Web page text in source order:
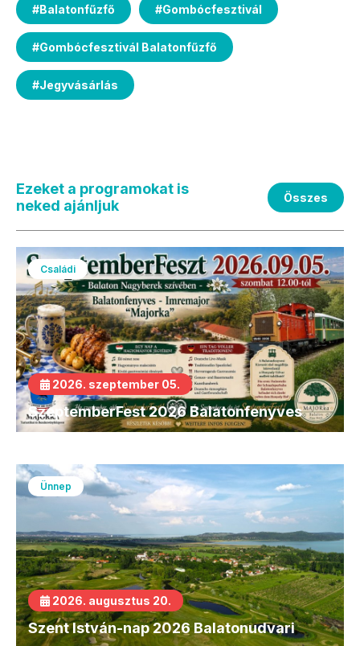
#Balatonfűzfő #Gombócfesztivál
#Gombócfesztivál Balatonfűzfő
#Jegyvásárlás
Ezeket a programokat is
neked ajánljuk
Összes
Családi
2026. szeptember 05.
SzeptemberFest 2026 Balatonfenyves
Ünnep
2026. augusztus 20.
Szent István-nap 2026 Balatonudvari